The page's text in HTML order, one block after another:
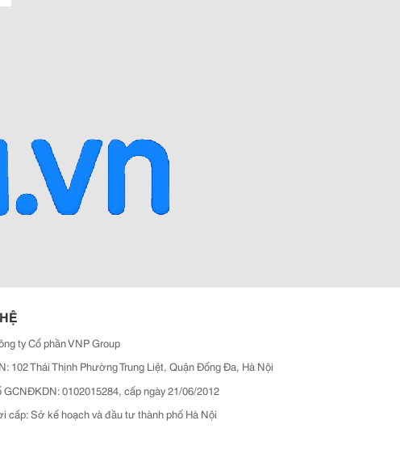
ty Cổ phần VNP Group
102 Thái Thịnh Phường Trung Liệt, Quận Đống Đa, Hà Nội
GCNĐKDN: 0102015284, cấp ngày 21/06/2012
cấp: Sở kế hoạch và đầu tư thành phố Hà Nội